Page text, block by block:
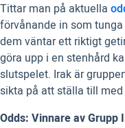
Tittar man på aktuella
förvånande in som
dem väntar ett riktigt
göra upp i en stenhård
slutspelet. Irak är
sikta på att ställa till
Odds: Vinnare av Grupp I